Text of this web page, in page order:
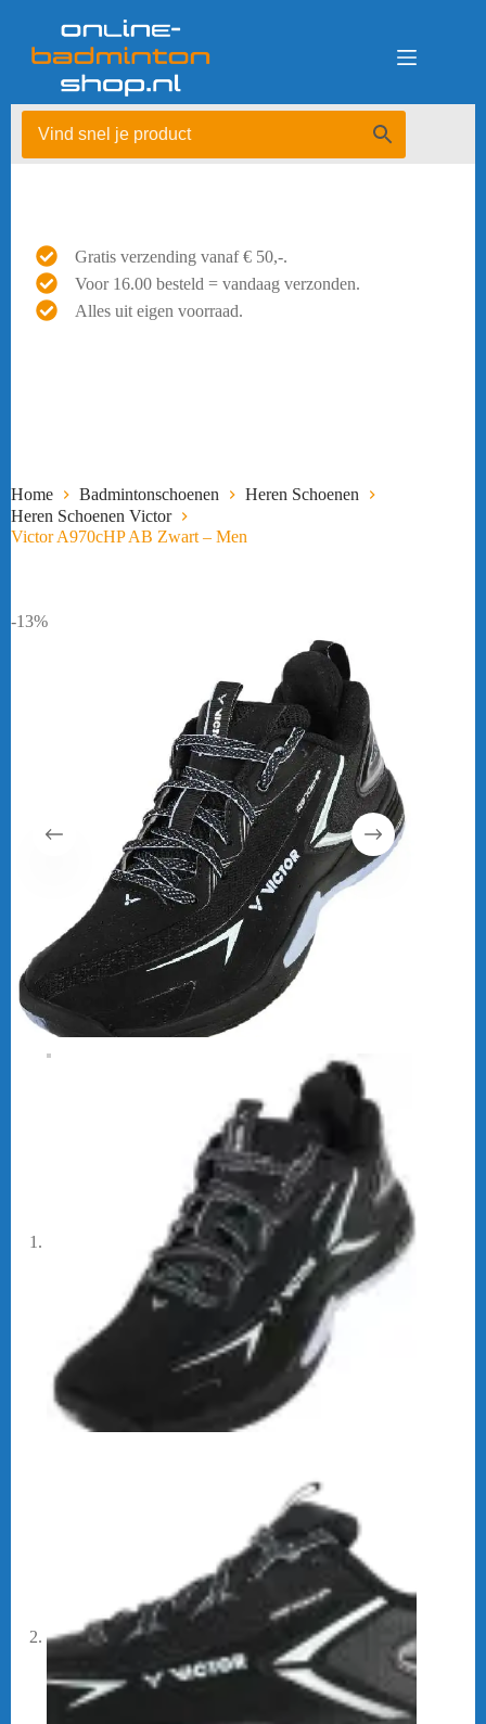
Gratis verzending vanaf € 50,-.
Voor 16.00 besteld = vandaag verzonden.
Alles uit eigen voorraad.
Home Badmintonschoenen
Heren Schoenen
Heren Schoenen Victor
Victor A970cHP AB Zwart – Men
-13%